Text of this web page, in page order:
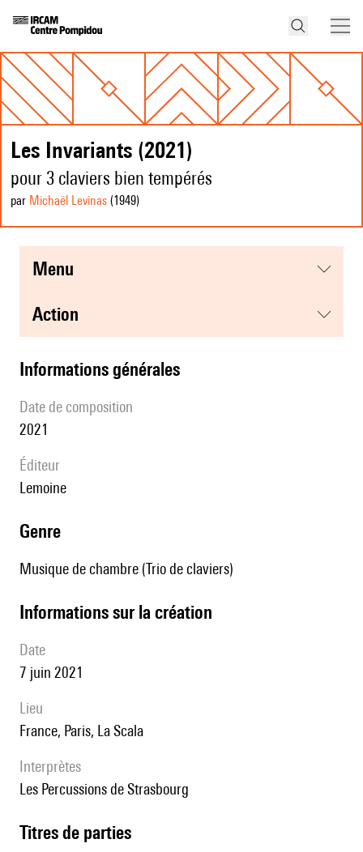
Les Invariants (2021)
pour 3 claviers bien tempérés
par Michaël Levinas (1949)
menu
action
informations générales
date de composition
2021
éditeur
Lemoine
genre
Musique de chambre (Trio de claviers)
informations sur la création
date
7 juin 2021
lieu
France, Paris, La Scala
interprètes
Les Percussions de Strasbourg
Titres de parties